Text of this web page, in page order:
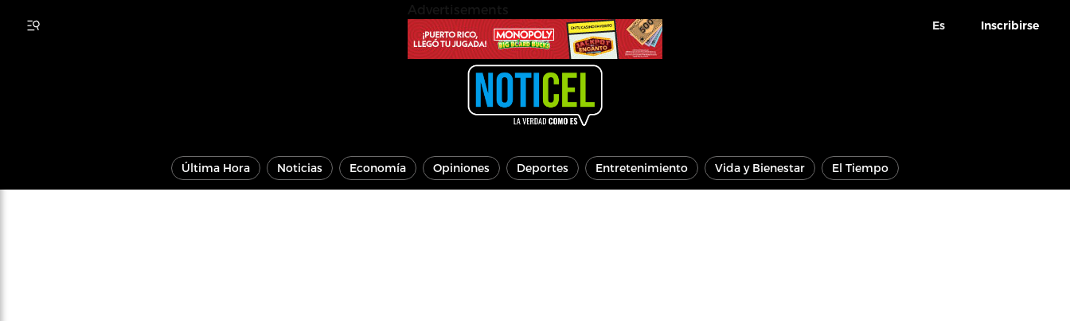
Es Inscribirse
Última Hora Noticias Economía Opiniones Deportes Entretenimiento Vida y Bienestar El Tiempo